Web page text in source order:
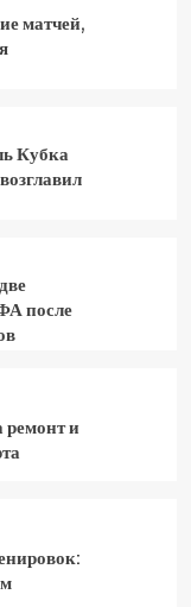
матчей,
Кубка
после
ремонт и